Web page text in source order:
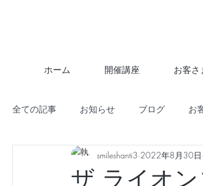
ホーム 開催講座 お客さ
全ての記事 お知らせ ブログ お
ザ ライオ
smileshanti3 2022年8月30日